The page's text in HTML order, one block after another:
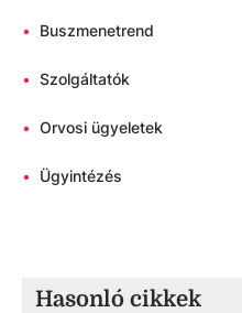
• Buszmenetrend
• Szolgáltatók
• Orvosi ügyeletek
• Ügyintézés
Hasonló cikkek